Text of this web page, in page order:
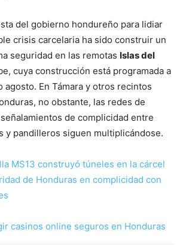
del gobierno hondureño para lidiar
crisis carcelaria ha sido construir un
seguridad en las remotas Islas del
cuya construcción está programada a
agosto. En Támara y otros recintos
no obstante, las redes de
de complicidad entre
y pandilleros siguen multiplicándose.
MS13 construyó túneles en la cárcel
de Honduras en complicidad con
casinos online seguros en Honduras